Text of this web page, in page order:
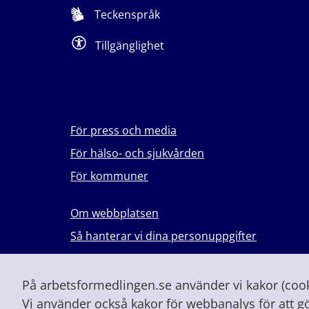
På arbetsformedlingen.se använder vi kakor
Vi använder också kakor för webbanalys för att
Teckenspråk
Tillgänglighet
För press och media
För hälso- och sjukvården
För kommuner
Om webbplatsen
Så hanterar vi dina personuppgifter
Lever du med våld i en nära relation?
Vid höjd beredskap och krig